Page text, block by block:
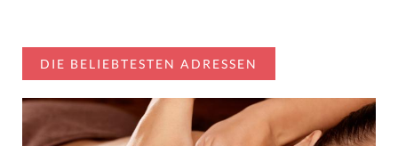
DIE BELIEBTESTEN ADRESSEN